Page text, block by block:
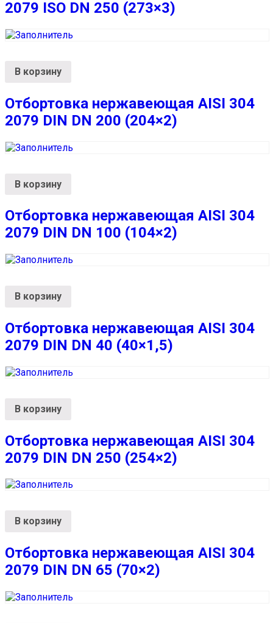
2079 ISO DN 250 (273×3)
В корзину
Отбортовка нержавеющая AISI 304
2079 DIN DN 200 (204×2)
В корзину
Отбортовка нержавеющая AISI 304
2079 DIN DN 100 (104×2)
В корзину
Отбортовка нержавеющая AISI 304
2079 DIN DN 40 (40×1,5)
В корзину
Отбортовка нержавеющая AISI 304
2079 DIN DN 250 (254×2)
В корзину
Отбортовка нержавеющая AISI 304
2079 DIN DN 65 (70×2)